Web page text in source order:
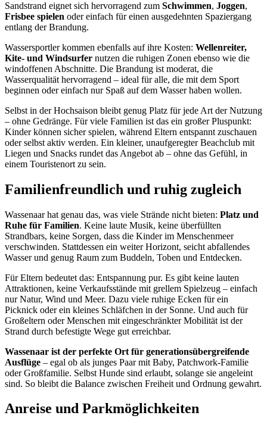
Sandstrand eignet sich hervorragend zum Schwimmen, Joggen,
Frisbee spielen oder einfach für einen ausgedehnten Spaziergang
entlang der Brandung.
Wassersportler kommen ebenfalls auf ihre Kosten: Wellenreiter,
Kite- und Windsurfer nutzen die ruhigen Zonen ebenso wie die
windoffenen Abschnitte. Die Brandung ist moderat, die
Wasserqualität hervorragend – ideal für alle, die mit dem Sport
beginnen oder einfach nur Spaß auf dem Wasser haben wollen.
Selbst in der Hochsaison bleibt genug Platz für jede Art der Nutzung
– ohne Gedränge. Für viele Familien ist das ein großer Pluspunkt:
Kinder können sicher spielen, während Eltern entspannt zuschauen
oder selbst aktiv werden. Ein kleiner, unaufgeregter Beachclub mit
Liegen und Snacks rundet das Angebot ab – ohne das Gefühl, in
einem Touristenort zu sein.
Familienfreundlich und ruhig zugleich
Wassenaar hat genau das, was viele Strände nicht bieten: Platz und
Ruhe für Familien. Keine laute Musik, keine überfüllten
Strandbars, keine Sorgen, dass die Kinder im Menschenmeer
verschwinden. Stattdessen ein weiter Horizont, seicht abfallendes
Wasser und genug Raum zum Buddeln, Toben und Entdecken.
Für Eltern bedeutet das: Entspannung pur. Es gibt keine lauten
Attraktionen, keine Verkaufsstände mit grellem Spielzeug – einfach
nur Natur, Wind und Meer. Dazu viele ruhige Ecken für ein
Picknick oder ein kleines Schläfchen in der Sonne. Und auch für
Großeltern oder Menschen mit eingeschränkter Mobilität ist der
Strand durch befestigte Wege gut erreichbar.
Wassenaar ist der perfekte Ort für generationsübergreifende
Ausflüge – egal ob als junges Paar mit Baby, Patchwork-Familie
oder Großfamilie. Selbst Hunde sind erlaubt, solange sie angeleint
sind. So bleibt die Balance zwischen Freiheit und Ordnung gewahrt.
Anreise und Parkmöglichkeiten